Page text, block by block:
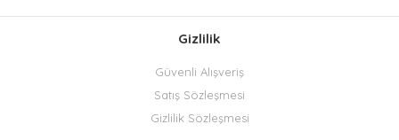
Gizlilik
Güvenli Alışveriş
Satış Sözleşmesi
Gizlilik Sözleşmesi